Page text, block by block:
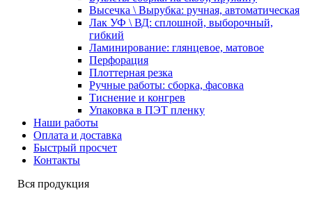
Высечка \ Вырубка: ручная, автоматическая
Лак УФ \ ВД: сплошной, выборочный,
гибкий
Ламинирование: глянцевое, матовое
Перфорация
Плоттерная резка
Ручные работы: сборка, фасовка
Тиснение и конгрев
Упаковка в ПЭТ пленку
Наши работы
Оплата и доставка
Быстрый просчет
Контакты
Вся продукция